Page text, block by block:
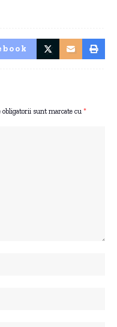
obligatorii sunt marcate cu *